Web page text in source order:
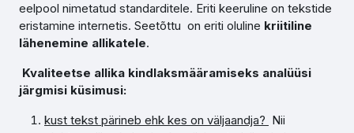
eelpool nimetatud standarditele. Eriti keeruline on tekstide
eristamine internetis. Seetõttu on eriti oluline kriitiline
lähenemine allikatele.
Kvaliteetse allika kindlaksmääramiseks analüüsi
järgmisi küsimusi:
kust tekst pärineb ehk kes on väljaandja? Nii